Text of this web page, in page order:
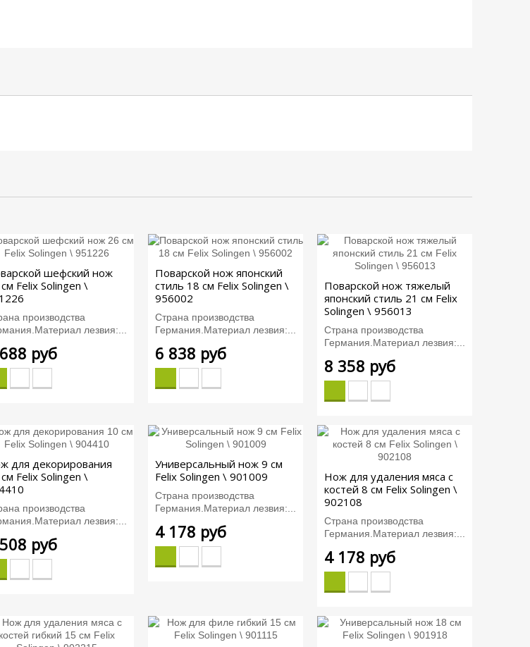
шефский нож
Felix Solingen \
производства
лезвия:...
руб
Поварской нож японский
стиль 18 см Felix Solingen \
956002
Страна производства
Германия.Материал лезвия:...
6 838 руб
Поварской нож тяжелый
японский стиль 21 см Felix
Solingen \ 956013
Страна производства
Германия.Материал лезвия:...
8 358 руб
для декорирования
Felix Solingen \
производства
лезвия:...
руб
Универсальный нож 9 см
Felix Solingen \ 901009
Страна производства
Германия.Материал лезвия:...
4 178 руб
Нож для удаления мяса с
костей 8 см Felix Solingen \
902108
Страна производства
Германия.Материал лезвия:...
4 178 руб